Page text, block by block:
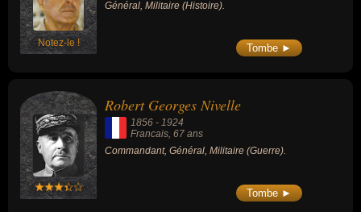
Alamein.
Notez-le !
Général, Militaire (Histoire).
Tombe ►
Robert Georges Nivelle
1856 - 1924
Francais, 67 ans
Commandant, Général, Militaire (Guerre).
Tombe ►